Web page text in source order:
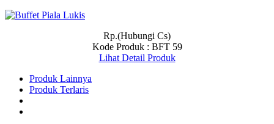
Rp.(Hubungi Cs)
Kode Produk : BFT 59
Lihat Detail Produk
Produk Lainnya
Produk Terlaris